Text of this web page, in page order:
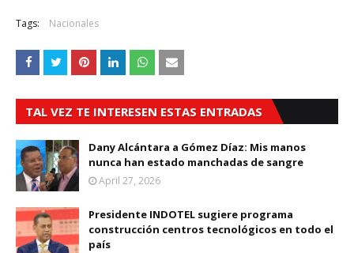
Tags: Nacionales
TAL VEZ TE INTERESEN ESTAS ENTRADAS
Dany Alcántara a Gómez Díaz: Mis manos
nunca han estado manchadas de sangre
April 27, 2026
Presidente INDOTEL sugiere programa
construcción centros tecnológicos en todo el
país